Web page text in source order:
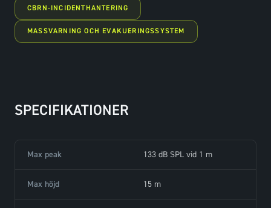
CBRN-INCIDENTHANTERING
MASSVARNING OCH EVAKUERINGSSYSTEM
SPECIFIKATIONER
Max peak 133 dB SPL vid 1 m
Max höjd 15 m